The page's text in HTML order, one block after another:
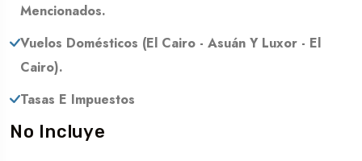
Mencionados.
Vuelos Domésticos (El Cairo - Asuán Y Luxor - El
Cairo).
Tasas E Impuestos
No Incluye